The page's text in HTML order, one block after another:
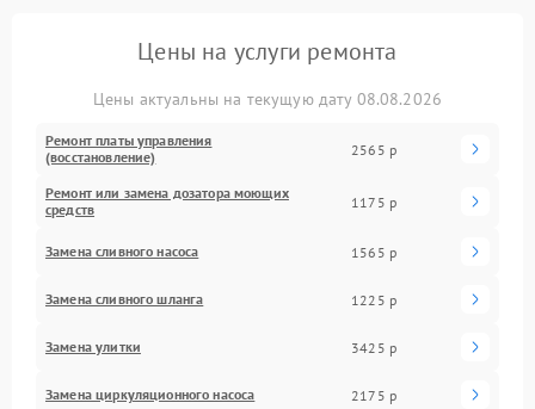
Цены на услуги ремонта
Цены актуальны на текущую дату 08.08.2026
Ремонт платы управления
(восстановление)
2565 р
Ремонт или замена дозатора моющих
средств
1175 р
Замена сливного насоса 1565 р
Замена сливного шланга 1225 р
Замена улитки 3425 р
Замена циркуляционного насоса 2175 р